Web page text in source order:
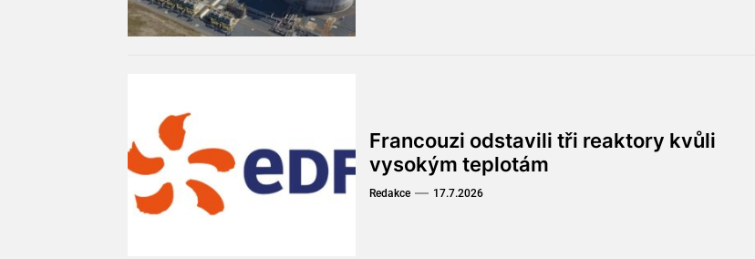
Francouzi odstavili tři reaktory kvůli
vysokým teplotám
Redakce 17.7.2026